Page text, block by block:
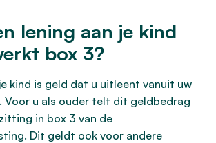
lening aan je kind
box 3?
kind is geld dat u uitleent vanuit uw
Voor u als ouder telt dit geldbedrag
in box 3 van de
Dit geldt ook voor andere